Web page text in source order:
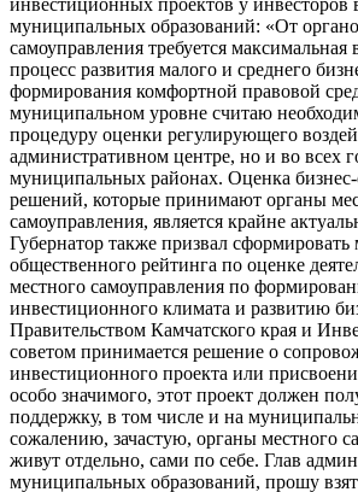
муниципальных образований: «От
самоуправления требуется максимальная
процесс развития малого и среднего
формирования комфортной правовой
муниципальном уровне считаю
процедуру оценки регулирующего
административном центре, но и во всех
муниципальных районах. Оценка
решений, которые принимают органы
самоуправления, является крайне
Губернатор также призвал сформировать
общественного рейтинга по оценке
местного самоуправления по
инвестиционного климата и развитию
Правительством Камчатского края и
советом принимается решение о
инвестиционного проекта или
особо значимого, этот проект должен
поддержку, в том числе и на
сожалению, зачастую, органы местного
живут отдельно, сами по себе. Глав
муниципальных образований, прошу